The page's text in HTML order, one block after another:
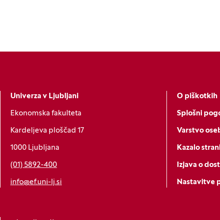
Univerza v Ljubljani
Ekonomska fakulteta
Kardeljeva ploščad 17
1000 Ljubljana
(01) 5892-400
info@ef.uni-lj.si
O piškotkih
Splošni
Varstvo
Kazalo
Izjava o
Nastavitve